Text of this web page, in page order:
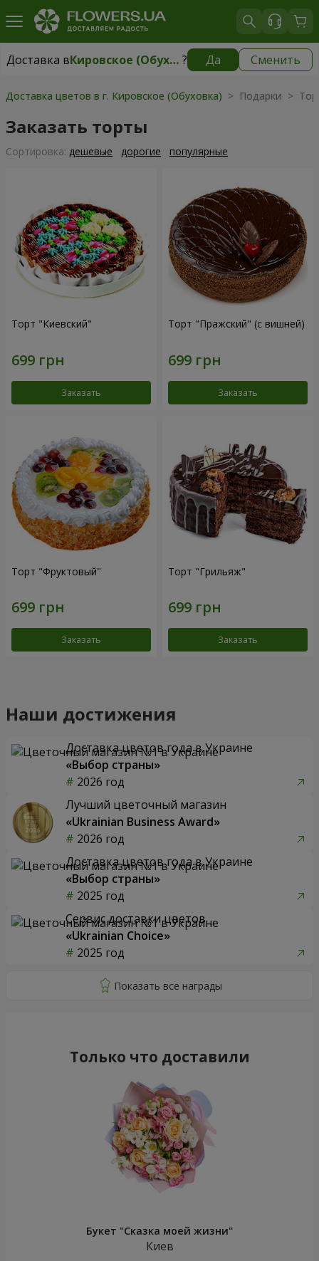
Доставка в Кировское (Обуховка) ? Да Сменить
Доставка вКировское (Обуховка) бесплатно
Доставка цветов в г. Кировское (Обуховка) > Подарки >
Заказать торты
Cортировка: дешевые дорогие популярные
Торт "Киевский"
Заказать
Торт "Пражский" (с вишней)
Заказать
Торт "Фруктовый"
Заказать
Торт "Грильяж"
Заказать
Наши достижения
Доставка цветов года в Украине
«Выбор страны»
2026 год
Лучший цветочный магазин
«Ukrainian Business Award»
2026 год
Доставка цветов года в Украине
«Выбор страны»
2025 год
Сервис доставки цветов
«Ukrainian Choice»
2025 год
Только что доставили
Букет "Сказка моей жизни"
Киев